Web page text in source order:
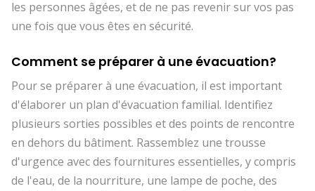
les personnes âgées, et de ne pas revenir sur vos pas
une fois que vous êtes en sécurité.
Comment se préparer à une évacuation?
Pour se préparer à une évacuation, il est important
d'élaborer un plan d'évacuation familial. Identifiez
plusieurs sorties possibles et des points de rencontre
en dehors du bâtiment. Rassemblez une trousse
d'urgence avec des fournitures essentielles, y compris
de l'eau, de la nourriture, une lampe de poche, des